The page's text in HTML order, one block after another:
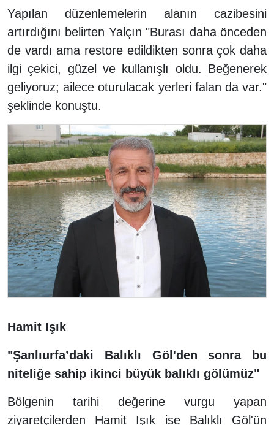
Yapılan düzenlemelerin alanın cazibesini
artırdığını belirten Yalçın "Burası daha önceden
de vardı ama restore edildikten sonra çok daha
ilgi çekici, güzel ve kullanışlı oldu. Beğenerek
geliyoruz; ailece oturulacak yerleri falan da var."
şeklinde konuştu.
Hamit Işık
"Şanlıurfa’daki Balıklı Göl'den sonra bu
niteliğe sahip ikinci büyük balıklı gölümüz"
Bölgenin tarihi değerine vurgu yapan
ziyaretçilerden Hamit Işık ise Balıklı Göl'ün